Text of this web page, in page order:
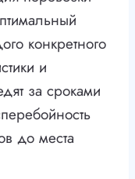
конкретного
и
за сроками
до места